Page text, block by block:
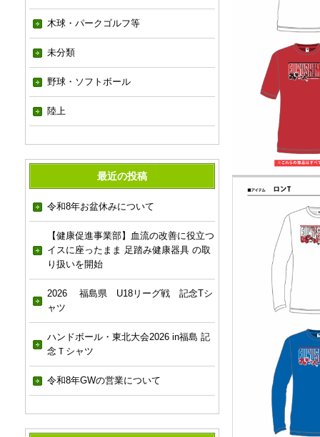
木球・パークゴルフ等
未分類
野球・ソフトボール
陸上
最近の投稿
令和8年お盆休みについて
【健康促進事業部】血流の改善に役立つ
イスに座ったまま 足踏み健康器具 の取
り扱いを開始
2026 福島県 U18リーグ戦 記念Tシ
ャツ
ハンドボール・東北大会2026 in福島 記
念Ｔシャツ
令和8年GWの営業について